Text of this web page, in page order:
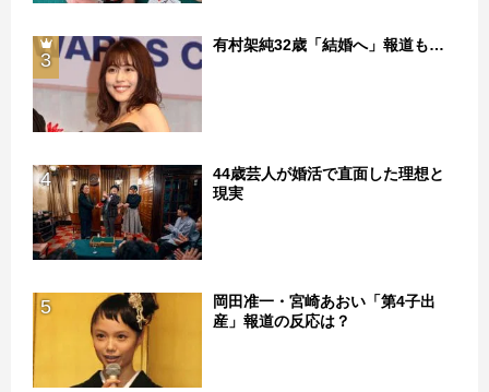
3
有村架純32歳「結婚へ」報道も…
4
44歳芸人が婚活で直面した理想と
現実
5
岡田准一・宮崎あおい「第4子出
産」報道の反応は？